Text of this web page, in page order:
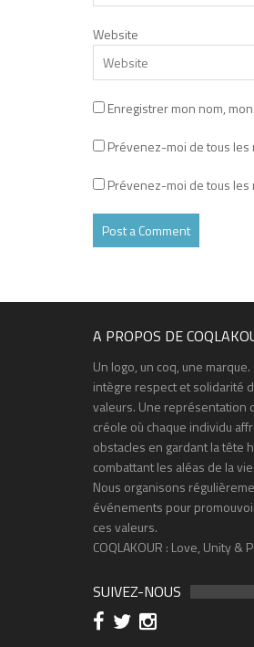
Website
Enregistrer mon nom,
Prévenez-moi de tous les
Prévenez-moi de tous les
A PROPOS DE
Un logo, un coq, une
intègre respect et solidarité
valeurs. Une représentation
créole où chaque individu
obstacles en gardant la tête
combattant les aléas de la vie.
Nous organisons
événements pour
ces valeurs.
COQLAKOUR : Love, Unity &
SUIVEZ-NOUS